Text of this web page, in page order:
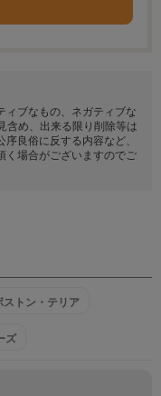
ィブなもの、ネガティブな
含め、出来る限り削除等は
良俗に反する内容など、
く場合がございますのでご
ストン・テリア
ズ